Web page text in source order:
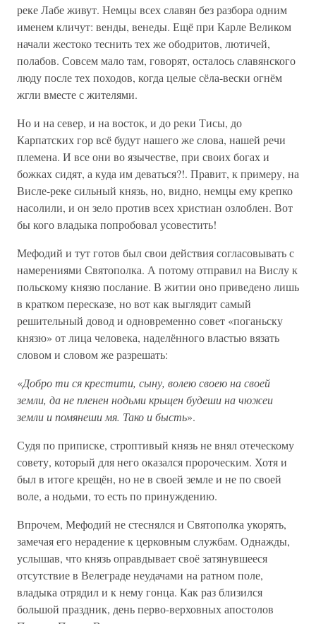
реке Лабе живут. Немцы всех славян без разбора одним
именем кличут: венды, венеды. Ещё при Карле Великом
начали жестоко теснить тех же ободритов, лютичей,
полабов. Совсем мало там, говорят, осталось славянского
люду после тех походов, когда целые сёла-вески огнём
жгли вместе с жителями.
Но и на север, и на восток, и до реки Тисы, до
Карпатских гор всё будут нашего же слова, нашей речи
племена. И все они во язычестве, при своих богах и
божках сидят, а куда им деваться?!. Правит, к примеру, на
Висле-реке сильный князь, но, видно, немцы ему крепко
насолили, и он зело против всех христиан озлоблен. Вот
бы кого владыка попробовал усовестить!
Мефодий и тут готов был свои действия согласовывать с
намерениями Святополка. А потому отправил на Вислу к
польскому князю послание. В житии оно приведено лишь
в кратком пересказе, но вот как выглядит самый
решительный довод и одновременно совет «поганьску
князю» от лица человека, наделённого властью вязать
словом и словом же разрешать:
«Добро ти ся крестити, сыну, волею своею на своей
земли, да не пленен нодьми крьщен будеши на чюжеи
земли и помянеши мя. Тако и бысть».
Судя по приписке, строптивый князь не внял отеческому
совету, который для него оказался пророческим. Хотя и
был в итоге крещён, но не в своей земле и не по своей
воле, а нодьми, то есть по принуждению.
Впрочем, Мефодий не стеснялся и Святополка укорять,
замечая его нерадение к церковным службам. Однажды,
услышав, что князь оправдывает своё затянувшееся
отсутствие в Велеграде неудачами на ратном поле,
владыка отрядил и к нему гонца. Как раз близился
большой праздник, день перво-верховных апостолов